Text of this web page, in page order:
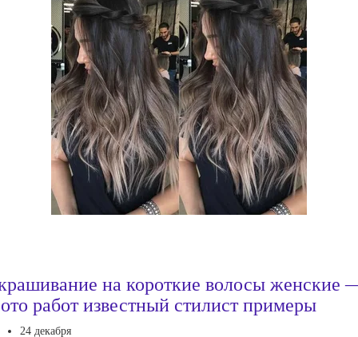
на короткие волосы женские
работ известный стилист примеры
24 декабря